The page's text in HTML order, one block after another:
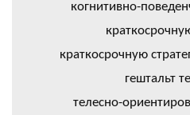
когнитивно-
краткосрочную
гештальт
телесно-